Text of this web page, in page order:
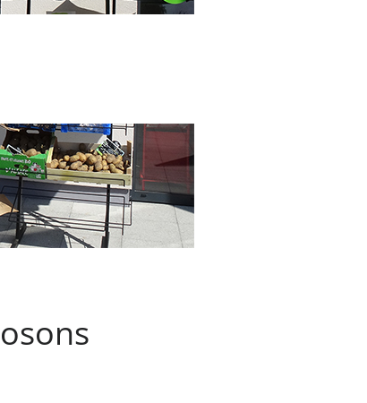
Assortiment de vins
Nous vous proposons un assortiments de vins